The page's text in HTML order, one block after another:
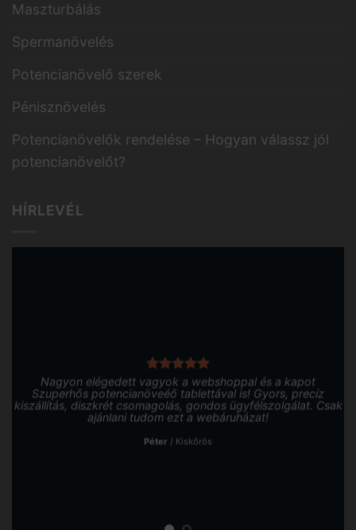
Maszturbálás
Spermanövelés
Potencianövelő szerek
Pénisznövelés
Potencianövelők rendelése – Hogyan válassz jól
potencianövelőt?
HÍRLEVÉL
Nagyon elégedett vagyok a webshoppal és a kapot
Szuperhős potencianöveéő tablettával is! Gyors, precíz
kiszállítás, diszkrét csomagolás, gondos ügyfélszolgálat. Csak
ajánlani tudom ezt a webáruházat!
Péter / Kiskőrös